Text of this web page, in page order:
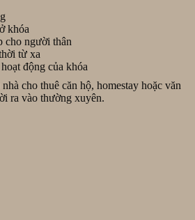
khóa
cho người thân
từ xa
động của khóa
cho thuê căn hộ, homestay hoặc văn
ra vào thường xuyên.